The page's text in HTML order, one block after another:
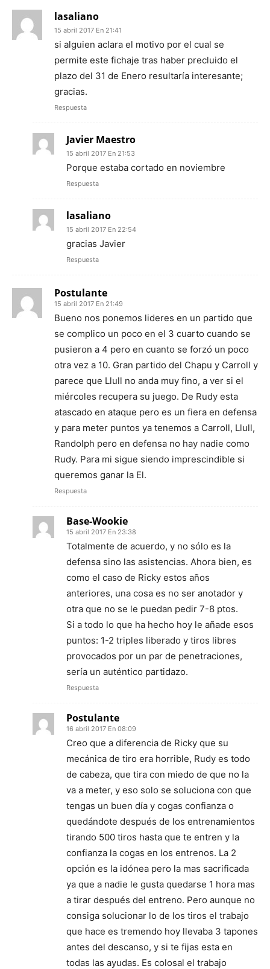
lasaliano
15 abril 2017 En 21:41
si alguien aclara el motivo por el cual se
permite este fichaje tras haber precluido el
plazo del 31 de Enero resultaría interesante;
gracias.
Respuesta
Javier Maestro
15 abril 2017 En 21:53
Porque estaba cortado en noviembre
Respuesta
lasaliano
15 abril 2017 En 22:54
gracias Javier
Respuesta
Postulante
15 abril 2017 En 21:49
Bueno nos ponemos lideres en un partido que
se complico un poco en el 3 cuarto cuando se
pusieron a 4 pero en cuanto se forzó un poco
otra vez a 10. Gran partido del Chapu y Carroll y
parece que Llull no anda muy fino, a ver si el
miércoles recupera su juego. De Rudy esta
atascado en ataque pero es un fiera en defensa
y para meter puntos ya tenemos a Carroll, Llull,
Randolph pero en defensa no hay nadie como
Rudy. Para mi sigue siendo imprescindible si
queremos ganar la El.
Respuesta
Base-Wookie
15 abril 2017 En 23:38
Totalmente de acuerdo, y no sólo es la
defensa sino las asistencias. Ahora bien, es
como el caso de Ricky estos años
anteriores, una cosa es no ser anotador y
otra que no se le puedan pedir 7-8 ptos.
Si a todo lo que ha hecho hoy le añade esos
puntos: 1-2 triples liberado y tiros libres
provocados por un par de penetraciones,
sería un auténtico partidazo.
Respuesta
Postulante
16 abril 2017 En 08:09
Creo que a diferencia de Ricky que su
mecánica de tiro era horrible, Rudy es todo
de cabeza, que tira con miedo de que no la
va a meter, y eso solo se soluciona con que
tengas un buen día y cogas confianza o
quedándote después de los entrenamientos
tirando 500 tiros hasta que te entren y la
confianza la cogas en los entrenos. La 2
opción es la idónea pero la mas sacrificada
ya que a nadie le gusta quedarse 1 hora mas
a tirar después del entreno. Pero aunque no
consiga solucionar lo de los tiros el trabajo
que hace es tremendo hoy llevaba 3 tapones
antes del descanso, y si te fijas esta en
todas las ayudas. Es colosal el trabajo